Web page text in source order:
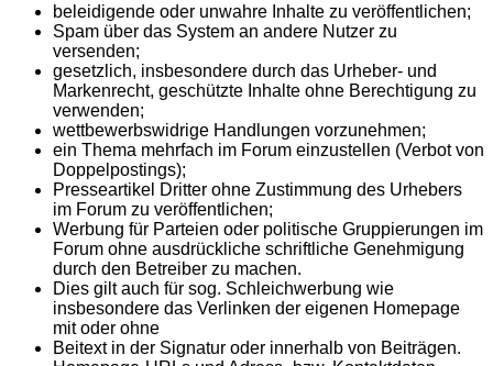
beleidigende oder unwahre Inhalte zu veröffentlichen;
Spam über das System an andere Nutzer zu
versenden;
gesetzlich, insbesondere durch das Urheber- und
Markenrecht, geschützte Inhalte ohne Berechtigung zu
verwenden;
wettbewerbswidrige Handlungen vorzunehmen;
ein Thema mehrfach im Forum einzustellen (Verbot von
Doppelpostings);
Presseartikel Dritter ohne Zustimmung des Urhebers
im Forum zu veröffentlichen;
Werbung für Parteien oder politische Gruppierungen im
Forum ohne ausdrückliche schriftliche Genehmigung
durch den Betreiber zu machen.
Dies gilt auch für sog. Schleichwerbung wie
insbesondere das Verlinken der eigenen Homepage
mit oder ohne
Beitext in der Signatur oder innerhalb von Beiträgen.